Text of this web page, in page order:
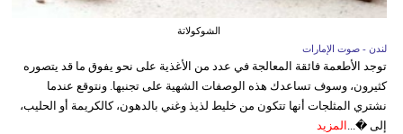
الشوكولاتة
لندن - صوت الإمارات
توجد الأطعمة فائقة المعالجة في عدد من الأغذية على نحو يفوق ما قد يتصوره
كثيرون، وسوف تساعدك هذه الوصفات الشهية على تجنبها. ونتوقع عندما
نشتري المثلجات أنها تتكون من خليط لذيذ وغني بالدهون، كالكريمة أو الحليب،
إلى �... المزيد